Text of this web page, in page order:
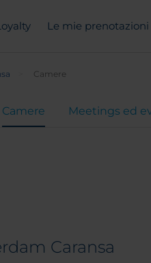
Le mie prenotazioni
Camere
Camere Meetings ed
Caransa